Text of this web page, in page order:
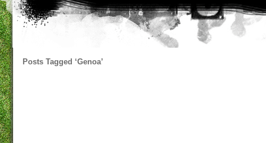
Posts Tagged ‘Genoa’